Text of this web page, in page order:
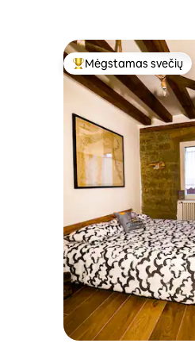
Svečių mėgstamiausias
Mėgstamas svečių